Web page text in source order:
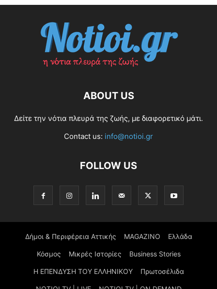
ABOUT US
Δείτε την νότια πλευρά της ζωής, με διαφορετικό μάτι.
Contact us: info@notioi.gr
FOLLOW US
Δήμοι & Περιφέρεια Αττικής MAGAZINO Ελλάδα
Κόσμος Μικρές Ιστορίες Business Stories
Η ΕΠΕΝΔΥΣΗ ΤΟΥ ΕΛΛΗΝΙΚΟΥ Πρωτοσέλιδα